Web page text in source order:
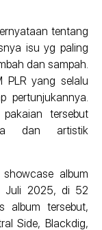
tentang
isu yg paling
dan sampah.
PLR yang selalu
pertunjukannya.
pakaian tersebut
dan artistik
album
Juli 2025, di 52
album tersebut,
Side, Blackdig,